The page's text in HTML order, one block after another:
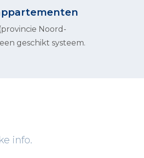
Noord-
geschikt systeem.
info.